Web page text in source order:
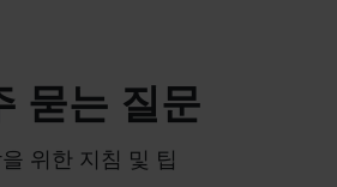
묻는 질문
위한 지침 및 팁